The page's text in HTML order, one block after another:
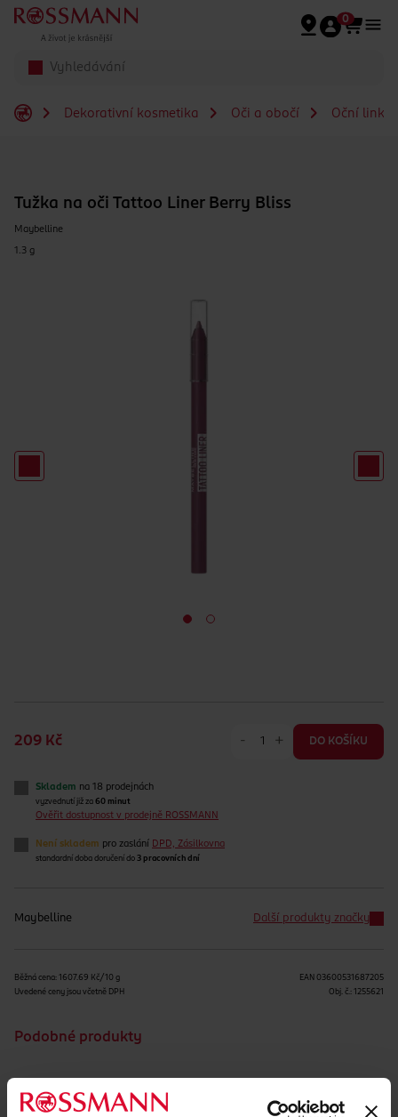
Přeskočit na hlavmní obsah
0
Dekorativní kosmetika Oči a obočí Oční linky
Tužka na oči Tattoo Liner Berry Bliss
Maybelline
1.3 g
209 Kč - + DO KOŠÍKU
Skladem na 18 prodejnách
vyzvednutí již za 60 minut
Ověřit dostupnost v prodejně ROSSMANN
Není skladem pro zaslání DPD, Zásilkovna
standardní doba doručení do 3 pracovních dní
Maybelline Další produkty značky
Běžná cena: 1607.69 Kč/10 g
Uvedené ceny jsou včetně DPH
EAN 03600531687205
Obj. č.: 1255621
Podobné produkty